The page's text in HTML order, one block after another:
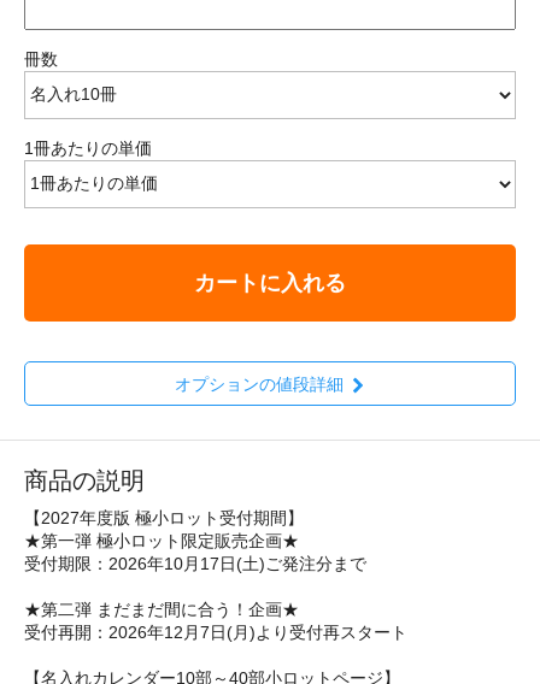
冊数
1冊あたりの単価
カートに入れる
オプションの値段詳細
商品の説明
【2027年度版 極小ロット受付期間】
★第一弾 極小ロット限定販売企画★
受付期限：2026年10月17日(土)ご発注分まで
★第二弾 まだまだ間に合う！企画★
受付再開：2026年12月7日(月)より受付再スタート
【名入れカレンダー10部～40部小ロットページ】